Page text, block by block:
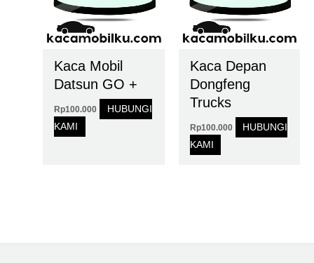
Kaca Mobil
Datsun GO +
Rp100.000
HUBUNGI
KAMI
Kaca Depan
Dongfeng
Trucks
Rp100.000
HUBUNGI
KAMI